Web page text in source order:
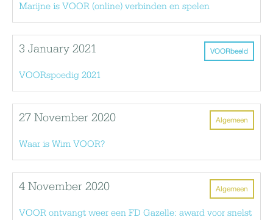
Marijne is VOOR (online) verbinden en spelen
VOORbeeld
3 January 2021
VOORspoedig 2021
Algemeen
27 November 2020
Waar is Wim VOOR?
Algemeen
4 November 2020
VOOR ontvangt weer een FD Gazelle: award voor snelst